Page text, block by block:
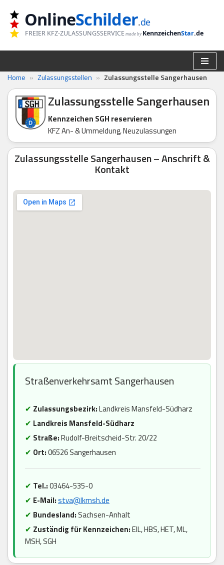
Zum
Inhalt
springen
OnlineSchilder.de
FREIER KFZ-ZULASSUNGSSERVICE made by KennzeichenStar.de
Home » Zulassungsstellen » Zulassungsstelle Sangerhausen
Zulassungsstelle Sangerhausen
Kennzeichen SGH reservieren
KFZ An- & Ummeldung, Neuzulassungen
Zulassungsstelle Sangerhausen – Anschrift &
Kontakt
Straßenverkehrsamt Sangerhausen
✔ Zulassungsbezirk:Landkreis Mansfeld-Südharz
✔ Landkreis Mansfeld-Südharz
✔ Straße:Rudolf-Breitscheid-Str. 20/22
✔ Ort:06526 Sangerhausen
✔ Tel.:03464-535-0
✔ E-Mail:stva@lkmsh.de
✔ Bundesland: Sachsen-Anhalt
✔ Zuständig für Kennzeichen:EIL, HBS, HET, ML,
MSH, SGH